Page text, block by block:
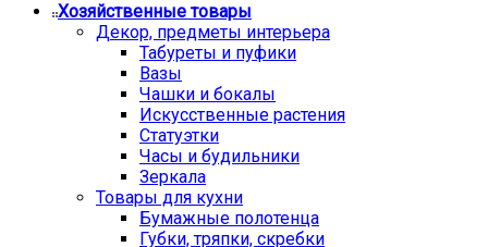
Хозяйственные товары
Декор, предметы интерьера
Табуреты и пуфики
Вазы
Чашки и бокалы
Искусственные растения
Статуэтки
Часы и будильники
Зеркала
Товары для кухни
Бумажные полотенца
Губки, тряпки, скребки